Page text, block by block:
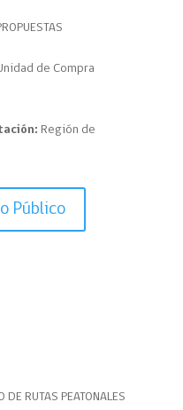
de Compra
Región de
Público
DE RUTAS PEATONALES